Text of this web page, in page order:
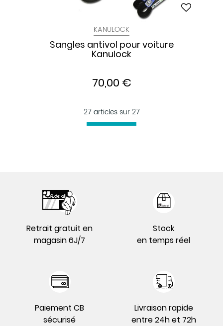
KANULOCK
Sangles antivol pour voiture
Kanulock
70,00 €
27 articles sur27
Retrait gratuit en
magasin 6J/7
Stock
en temps réel
Paiement CB
sécurisé
Livraison rapide
entre 24h et 72h